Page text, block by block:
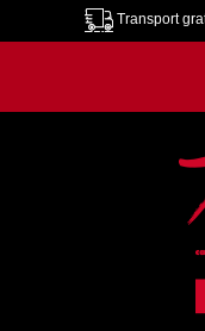
Transport